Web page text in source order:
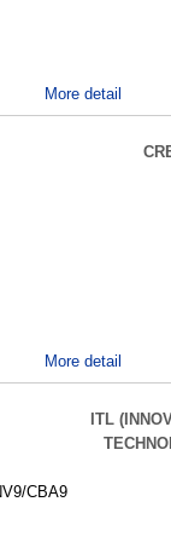
More detail
More detail
ITL
CBA9